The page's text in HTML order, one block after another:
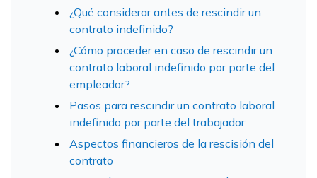
¿Qué considerar antes de rescindir un
contrato indefinido?
¿Cómo proceder en caso de rescindir un
contrato laboral indefinido por parte del
empleador?
Pasos para rescindir un contrato laboral
indefinido por parte del trabajador
Aspectos financieros de la rescisión del
contrato